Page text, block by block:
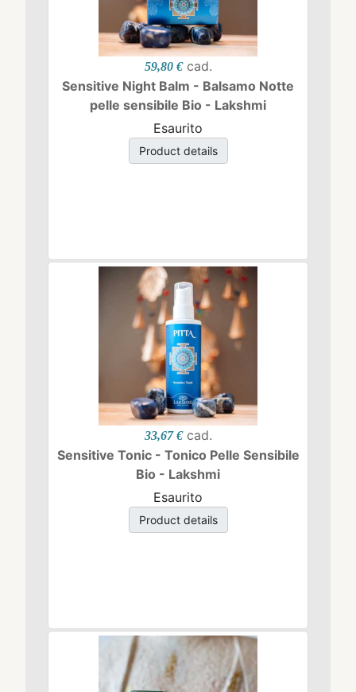
59,80 € cad.
Sensitive Night Balm - Balsamo Notte
pelle sensibile Bio - Lakshmi
Esaurito
Product details
33,67 € cad.
Sensitive Tonic - Tonico Pelle Sensibile
Bio - Lakshmi
Esaurito
Product details